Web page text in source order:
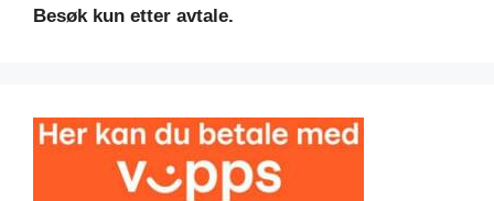
Besøk kun etter avtale.